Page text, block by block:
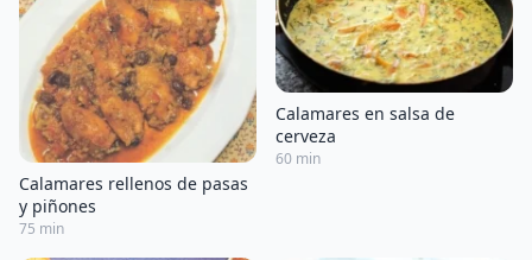
Calamares rellenos de pasas
y piñones
75 min
Calamares en salsa de
cerveza
60 min